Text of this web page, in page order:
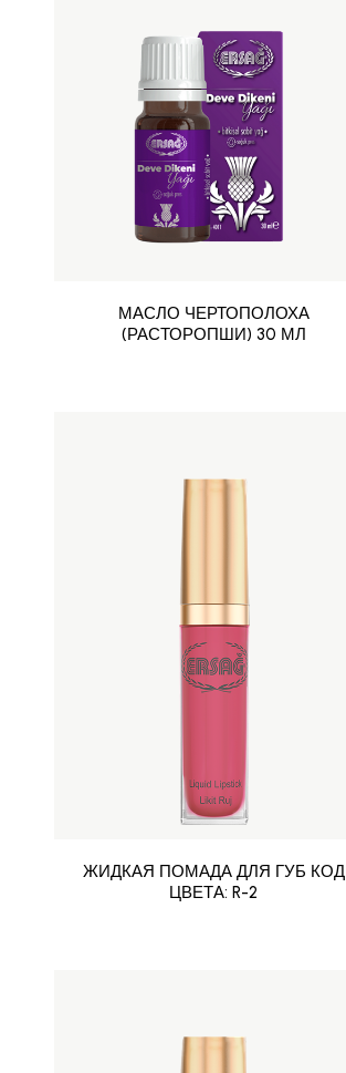
МАСЛО ЧЕРТОПОЛОХА
(РАСТОРОПШИ) 30 МЛ
ЖИДКАЯ ПОМАДА ДЛЯ ГУБ КОД
ЦВЕТА: R-2